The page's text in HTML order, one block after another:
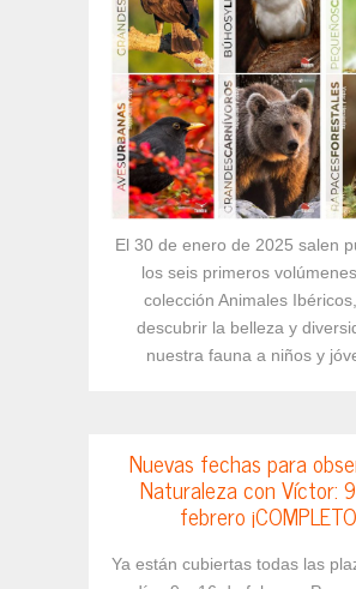
El 30 de enero de 2025 salen
los seis primeros
colección Animales
descubrir la belleza y
nuestra fauna a niños y
Nuevas fechas para
Naturaleza con Víctor:
febrero
Ya están cubiertas todas las